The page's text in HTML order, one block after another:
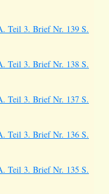
Teil 3. Brief Nr. 139 S.
Teil 3. Brief Nr. 138 S.
Teil 3. Brief Nr. 137 S.
Teil 3. Brief Nr. 136 S.
Teil 3. Brief Nr. 135 S.